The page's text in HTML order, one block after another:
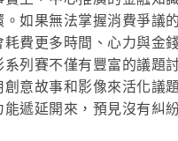
如果無法掌握消費爭議
費更多時間、心力與金
列賽不僅有豐富的議題
意故事和影像來活化議
遞延開來，預見沒有糾